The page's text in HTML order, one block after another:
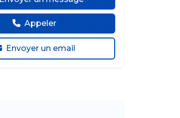
Appeler
Envoyer un email